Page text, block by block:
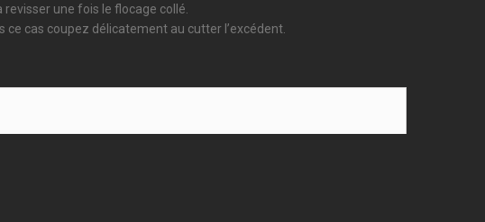
une fois le flocage collé.
cas coupez délicatement au cutter l’excédent.